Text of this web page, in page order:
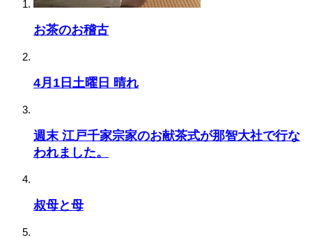
お茶のお稽古
4月1日土曜日 晴れ
週末 江戸千家宗家のお献茶式が那智大社で行な
われました。
叔母と母